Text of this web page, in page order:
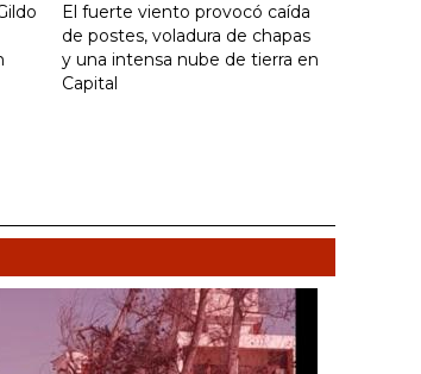
El fuerte viento provocó caída
de postes, voladura de chapas
y una intensa nube de tierra en
Capital